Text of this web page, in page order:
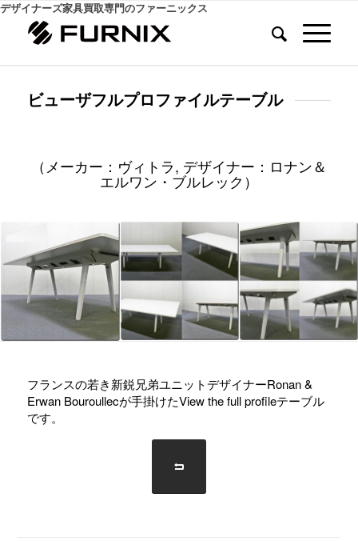
デザイナーズ家具買取専門のファーニックス
ビューザフルプロファイルテーブル
（メーカー：ヴィトラ, デザイナー：ロナン＆
エルワン・ブルレック）
フランスの若き新鋭兄弟ユニットデザイナーRonan &
Erwan Bouroullecが手掛けたView the full profileテーブル
です。